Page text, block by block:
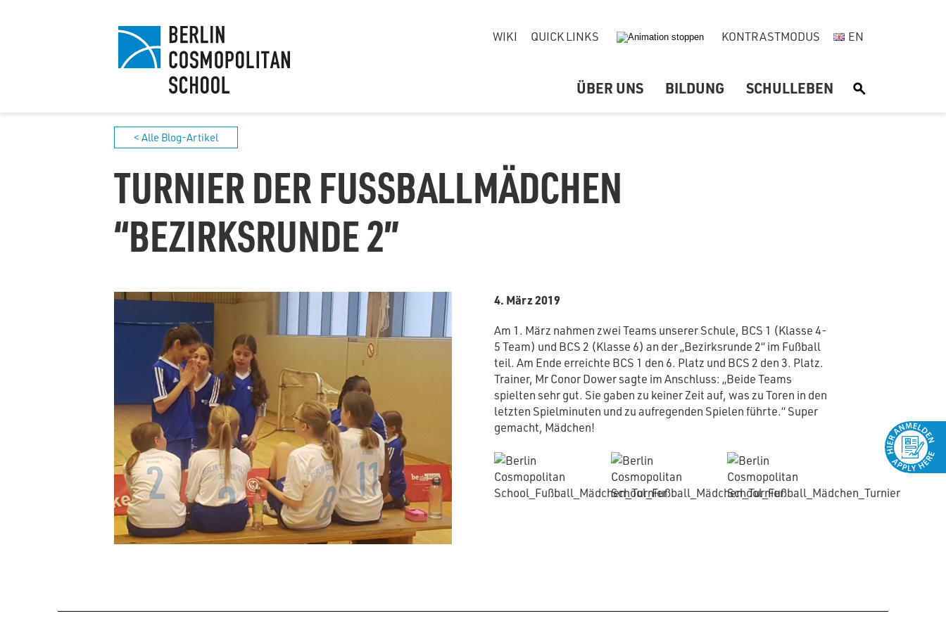
WIKI QUICK LINKS KONTRASTMODUS EN
ÜBER UNS BILDUNG SCHULLEBEN S
< Alle Blog-Artikel
TURNIER DER FUSSBALLMÄDCHEN “
BEZIRKSRUNDE 2”
4. März 2019
Am 1. März nahmen zwei Teams unserer Schule, BCS 1 (Klasse 4-
5 Team) und BCS 2 (Klasse 6) an der „Bezirksrunde 2“ im Fußball
teil. Am Ende erreichte BCS 1 den 6. Platz und BCS 2 den 3. Platz.
Trainer, Mr Conor Dower sagte im Anschluss: „Beide Teams
spielten sehr gut. Sie gaben zu keiner Zeit auf, was zu Toren in den
letzten Spielminuten und zu aufregenden Spielen führte.“ Super
gemacht, Mädchen!